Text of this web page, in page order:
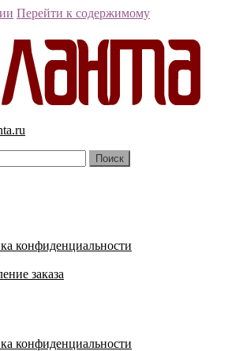
Перейти к содержимому
конфиденциальности
заказа
конфиденциальности